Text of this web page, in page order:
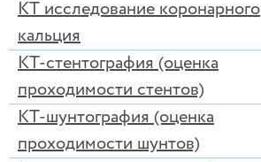
КТ исследование коронарного
кальция
КТ-стентография (оценка
проходимости стентов)
КТ-шунтография (оценка
проходимости шунтов)